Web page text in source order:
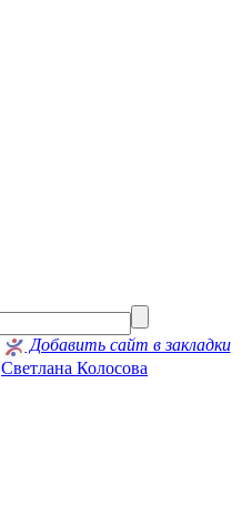
Добавить сайт в закладки
Светлана Колосова